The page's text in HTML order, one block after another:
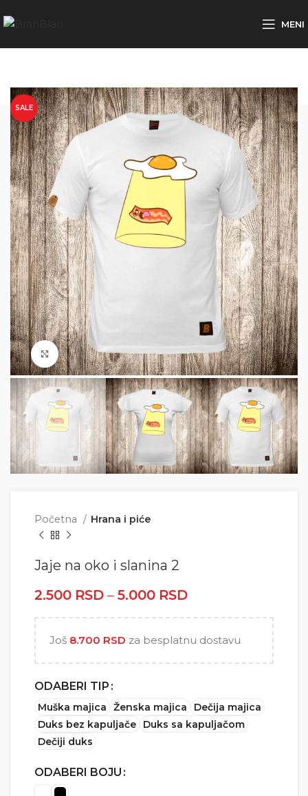
MENI
SALE
Click to enlarge
Početna Hrana i piće
Jaje na oko i slanina 2
2.500 RSD – 5.000 RSD
Još 8.700 RSD za besplatnu dostavu
ODABERI TIP
Muška majica Ženska majica
Dečija majica
Duks bez kapuljače
Duks sa kapuljačom
Dečiji duks
ODABERI BOJU